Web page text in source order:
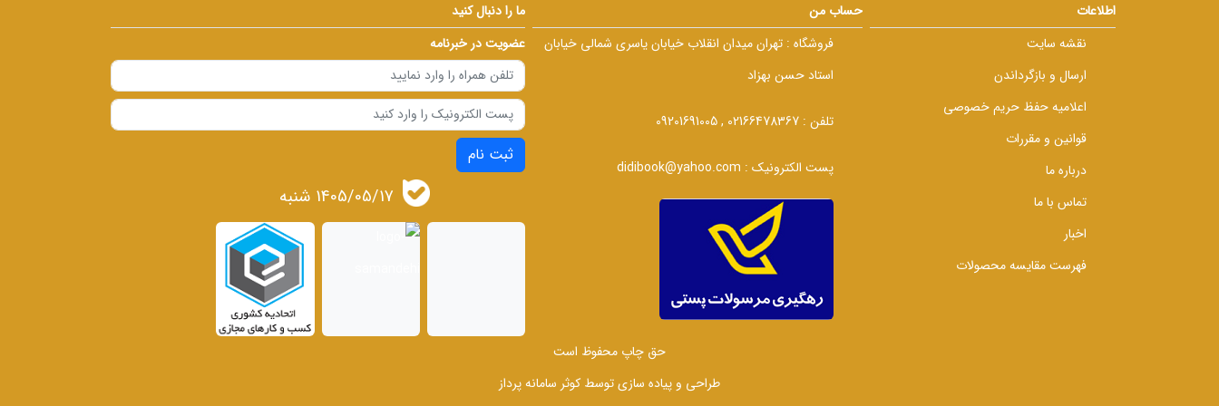
اطلاعات
نقشه سایت
ارسال و بازگرداندن
اعلامیه حفظ حریم خصوصی
قوانین و مقررات
درباره ما
تماس با ما
اخبار
فهرست مقایسه محصولات
حساب من
فروشگاه : تهران میدان انقلاب خیابان یاسری شمالی خیابان
استاد حسن بهزاد
تلفن : 02166478367 , 09201691005
پست الکترونیک : didibook@yahoo.com
ما را دنبال کنید
عضویت در خبرنامه
ثبت نام
1405/05/17 شنبه
حق چاپ محفوظ است
طراحی و پیاده سازی توسط کوثر سامانه پرداز